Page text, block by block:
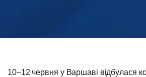
10–12 червня у Варшаві відбулася